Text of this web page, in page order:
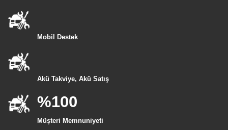
Mobil Destek
Akü Takviye, Akü Satış
%100
Müşteri Memnuniyeti